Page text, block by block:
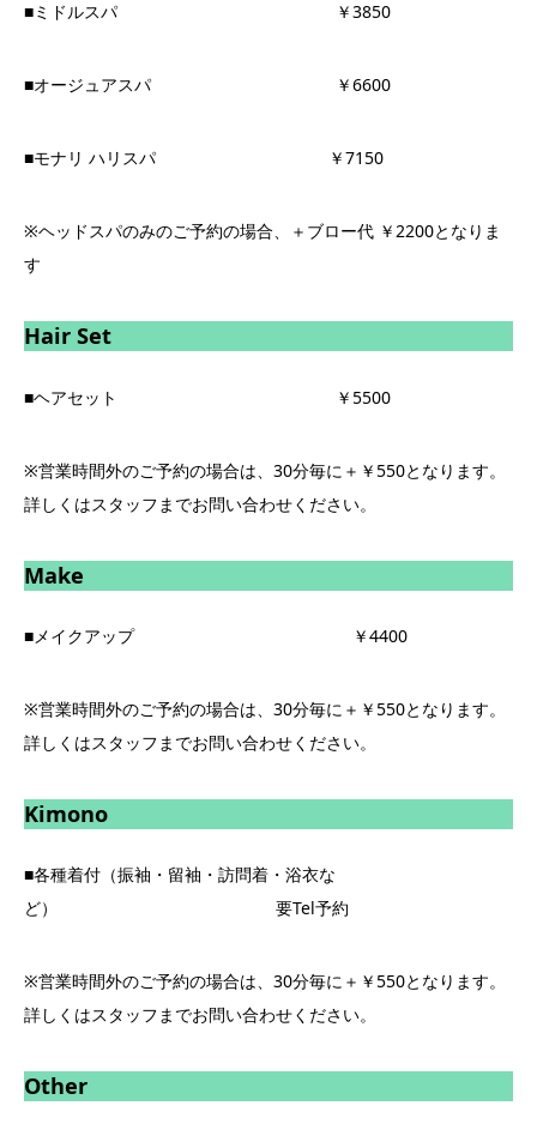
■ミドルスパ ￥3850
■オージュアスパ ￥6600
■モナリ ハリスパ ￥7150
※ヘッドスパのみのご予約の場合、＋ブロー代 ￥2200となりま
す
Hair Set
■ヘアセット ￥5500
※営業時間外のご予約の場合は、30分毎に＋￥550となります。
詳しくはスタッフまでお問い合わせください。
Make
■メイクアップ ￥4400
※営業時間外のご予約の場合は、30分毎に＋￥550となります。
詳しくはスタッフまでお問い合わせください。
Kimono
■各種着付（振袖・留袖・訪問着・浴衣な
ど） 要Tel予約
※営業時間外のご予約の場合は、30分毎に＋￥550となります。
詳しくはスタッフまでお問い合わせください。
Other